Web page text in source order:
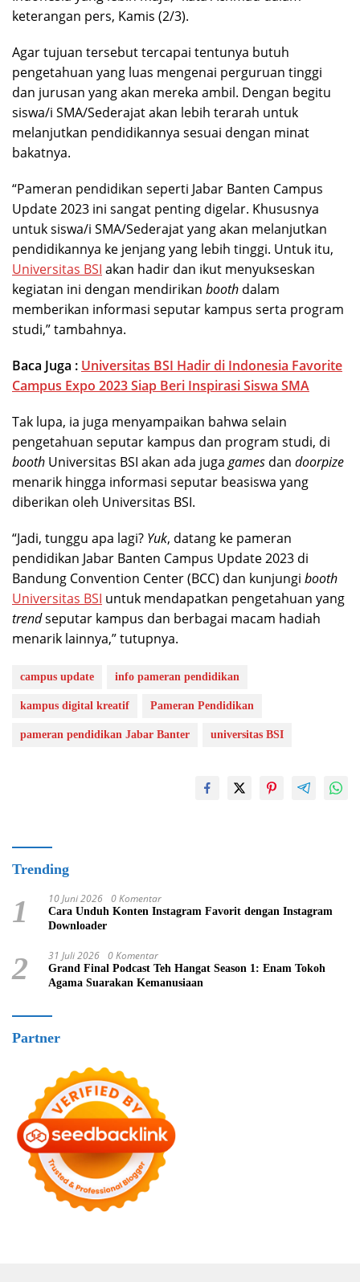
keterangan pers, Kamis (2/3).
Agar tujuan tersebut tercapai tentunya butuh
pengetahuan yang luas mengenai perguruan tinggi
dan jurusan yang akan mereka ambil. Dengan begitu
siswa/i SMA/Sederajat akan lebih terarah untuk
melanjutkan pendidikannya sesuai dengan minat
bakatnya.
“Pameran pendidikan seperti Jabar Banten Campus
Update 2023 ini sangat penting digelar. Khususnya
untuk siswa/i SMA/Sederajat yang akan melanjutkan
pendidikannya ke jenjang yang lebih tinggi. Untuk itu,
Universitas BSI akan hadir dan ikut menyukseskan
kegiatan ini dengan mendirikan booth dalam
memberikan informasi seputar kampus serta program
studi,” tambahnya.
Baca Juga : Universitas BSI Hadir di Indonesia Favorite
Campus Expo 2023 Siap Beri Inspirasi Siswa SMA
Tak lupa, ia juga menyampaikan bahwa selain
pengetahuan seputar kampus dan program studi, di
booth Universitas BSI akan ada juga games dan doorpize
menarik hingga informasi seputar beasiswa yang
diberikan oleh Universitas BSI.
“Jadi, tunggu apa lagi? Yuk, datang ke pameran
pendidikan Jabar Banten Campus Update 2023 di
Bandung Convention Center (BCC) dan kunjungi booth
Universitas BSI untuk mendapatkan pengetahuan yang
trendseputar kampus dan berbagai macam hadiah
menarik lainnya,” tutupnya.
campus update info pameran pendidikan
kampus digital kreatif Pameran Pendidikan
pameran pendidikan Jabar Banter universitas BSI
Trending
1 10 Juni 2026 0 Komentar
Cara Unduh Konten Instagram Favorit dengan Instagram
Downloader
2 31 Juli 2026 0 Komentar
Grand Final Podcast Teh Hangat Season 1: Enam Tokoh
Agama Suarakan Kemanusiaan
Partner